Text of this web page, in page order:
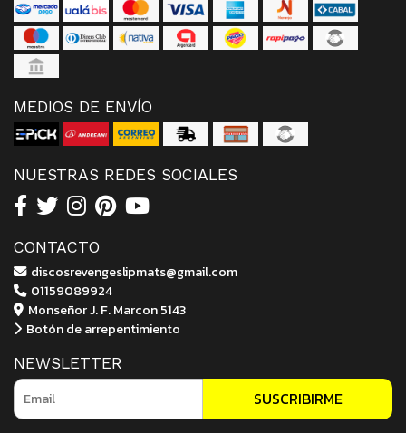
MEDIOS DE ENVÍO
NUESTRAS REDES SOCIALES
CONTACTO
discosrevengeslipmats@gmail.com
01159089924
Monseñor J. F. Marcon 5143
Botón de arrepentimiento
NEWSLETTER
SUSCRIBIRME